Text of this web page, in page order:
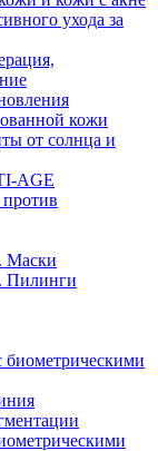
ухода за
кожи
от солнца и
AGE
Маски
Пилинги
биометрическими